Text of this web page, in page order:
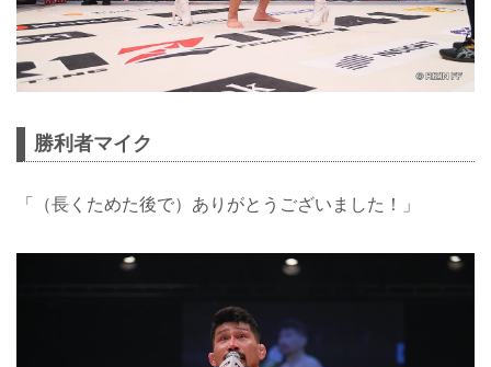
勝利者マイク
「（長くためた後で）ありがとうございました！」